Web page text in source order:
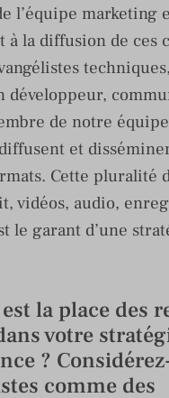
l’équipe marketing
à la diffusion de ces
développeur,
de notre
et
Cette pluralité
vidéos, audio,
le garant d’une
la place des
votre
?
comme des